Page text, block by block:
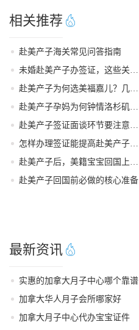
相关推荐
赴美产子海关常见问答指南
赴美产子回国前必做的核心准备
最新资讯
实惠的加拿大月子中心哪个靠谱
加拿大华人月子会所哪家好
加拿大月子中心代办宝宝证件